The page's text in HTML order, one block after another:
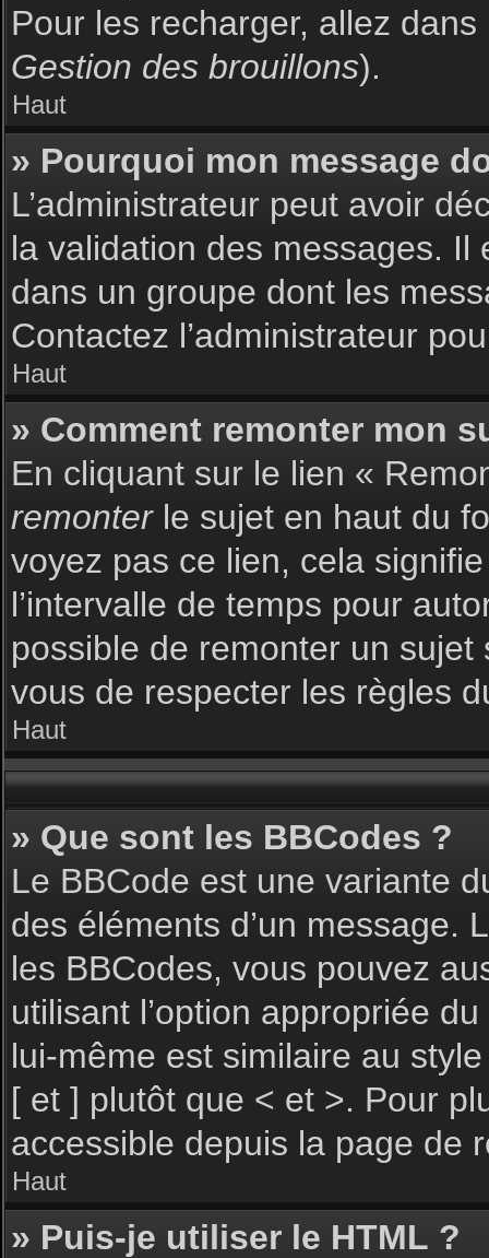
Pour les recharger, allez
Gestion des brouillons).
Haut
» Pourquoi mon message
L’administrateur peut avoir
la validation des messages. Il
dans un groupe dont les
Contactez l’administrateur
Haut
» Comment remonter mon
En cliquant sur le lien «
remonterle sujet en haut du
voyez pas ce lien, cela
l’intervalle de temps pour
possible de remonter un
vous de respecter les règles
Haut
» Que sont les BBCodes ?
Le BBCode est une variante
des éléments d’un message.
les BBCodes, vous pouvez
utilisant l’option appropriée
lui-même est similaire au
[ et ] plutôt que < et >. Pour
accessible depuis la page de
Haut
» Puis-je utiliser le HTML ?